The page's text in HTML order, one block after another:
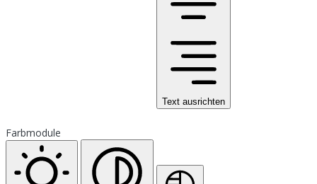
Text ausrichten
Farbmodule